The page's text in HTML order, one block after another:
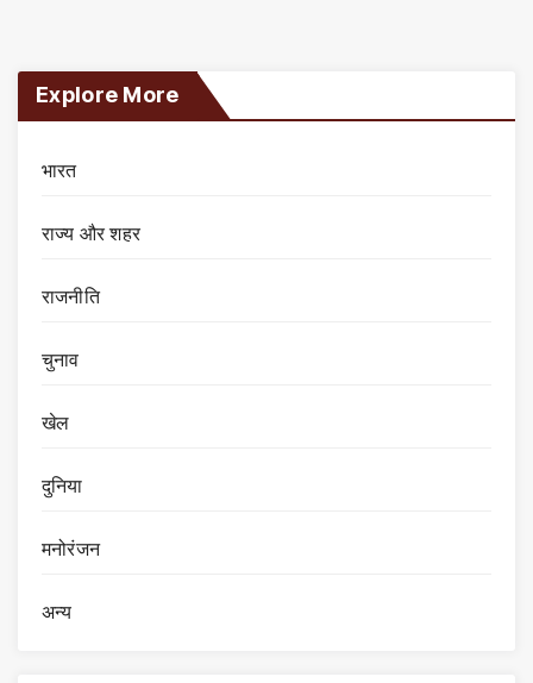
Explore More
भारत
राज्य और शहर
राजनीति
चुनाव
खेल
दुनिया
मनोरंजन
अन्य